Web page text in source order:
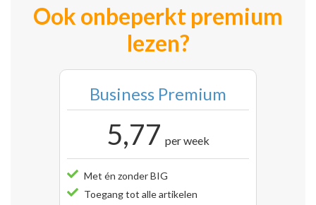
Ook onbeperkt premium
lezen?
Business Premium
5,77 per week
Met én zonder BIG
Toegang tot alle artikelen